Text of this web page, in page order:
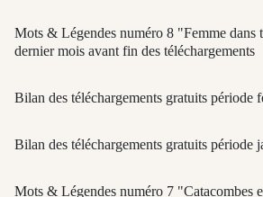
Mots & Légendes numéro 8 "Femme dans
dernier mois avant fin des téléchargements
Bilan des téléchargements gratuits période
Bilan des téléchargements gratuits période
Mots & Légendes numéro 7 "Catacombes